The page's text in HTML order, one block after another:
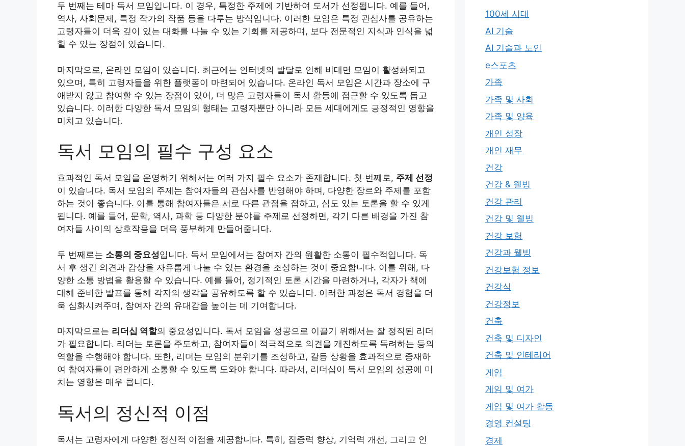
두 번째는 테마 독서 모임입니다. 이 경우, 특정한 주제에 기반하여 도서가 선정됩니다. 예를 들어,
역사, 사회문제, 특정 작가의 작품 등을 다루는 방식입니다. 이러한 모임은 특정 관심사를 공유하는
고령자들이 더욱 깊이 있는 대화를 나눌 수 있는 기회를 제공하며, 보다 전문적인 지식과 인식을 넓
힐 수 있는 장점이 있습니다.
마지막으로, 온라인 모임이 있습니다. 최근에는 인터넷의 발달로 인해 비대면 모임이 활성화되고
있으며, 특히 고령자들을 위한 플랫폼이 마련되어 있습니다. 온라인 독서 모임은 시간과 장소에 구
애받지 않고 참여할 수 있는 장점이 있어, 더 많은 고령자들이 독서 활동에 접근할 수 있도록 돕고
있습니다. 이러한 다양한 독서 모임의 형태는 고령자뿐만 아니라 모든 세대에게도 긍정적인 영향을
미치고 있습니다.
독서 모임의 필수 구성 요소
효과적인 독서 모임을 운영하기 위해서는 여러 가지 필수 요소가 존재합니다. 첫 번째로, 주제 선정
이 있습니다. 독서 모임의 주제는 참여자들의 관심사를 반영해야 하며, 다양한 장르와 주제를 포함
하는 것이 좋습니다. 이를 통해 참여자들은 서로 다른 관점을 접하고, 심도 있는 토론을 할 수 있게
됩니다. 예를 들어, 문학, 역사, 과학 등 다양한 분야를 주제로 선정하면, 각기 다른 배경을 가진 참
여자들 사이의 상호작용을 더욱 풍부하게 만들어줍니다.
두 번째로는 소통의 중요성입니다. 독서 모임에서는 참여자 간의 원활한 소통이 필수적입니다. 독
서 후 생긴 의견과 감상을 자유롭게 나눌 수 있는 환경을 조성하는 것이 중요합니다. 이를 위해, 다
양한 소통 방법을 활용할 수 있습니다. 예를 들어, 정기적인 토론 시간을 마련하거나, 각자가 책에
대해 준비한 발표를 통해 각자의 생각을 공유하도록 할 수 있습니다. 이러한 과정은 독서 경험을 더
욱 심화시켜주며, 참여자 간의 유대감을 높이는 데 기여합니다.
마지막으로는 리더십 역할의 중요성입니다. 독서 모임을 성공으로 이끌기 위해서는 잘 정직된 리더
가 필요합니다. 리더는 토론을 주도하고, 참여자들이 적극적으로 의견을 개진하도록 독려하는 등의
역할을 수행해야 합니다. 또한, 리더는 모임의 분위기를 조성하고, 갈등 상황을 효과적으로 중재하
여 참여자들이 편안하게 소통할 수 있도록 도와야 합니다. 따라서, 리더십이 독서 모임의 성공에 미
치는 영향은 매우 큽니다.
독서의 정신적 이점
독서는 고령자에게 다양한 정신적 이점을 제공합니다. 특히, 집중력 향상, 기억력 개선, 그리고 인
100세 시대
AI 기술
AI 기술과 노인
e스포츠
가족
가족 및 사회
가족 및 양육
개인 성장
개인 재무
건강
건강 & 웰빙
건강 관리
건강 및 웰빙
건강 보험
건강과 웰빙
건강보험 정보
건강식
건강정보
건축
건축 및 디자인
건축 및 인테리어
게임
게임 및 여가
게임 및 여가 활동
경영 컨설팅
경제